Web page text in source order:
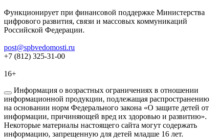
Функционирует при финансовой поддержке Министерства
цифрового развития, связи и массовых коммуникаций
Российской Федерации.
post@spbvedomosti.ru
+7 (812) 325-31-00
16+
Информация о возрастных ограничениях в отношении
информационной продукции, подлежащая распространению
на основании норм Федерального закона «О защите детей от
информации, причиняющей вред их здоровью и развитию».
Некоторые материалы настоящего сайта могут содержать
информацию, запрещенную для детей младше 16 лет.